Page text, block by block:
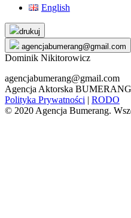
English
Skip
to
content
drukuj
agencjabumerang@gmail.com
Dominik Nikitorowicz
agencjabumerang@gmail.com
Agencja Aktorska
Polityka Prywatności | RODO
© 2020 Agencja Bumerang.